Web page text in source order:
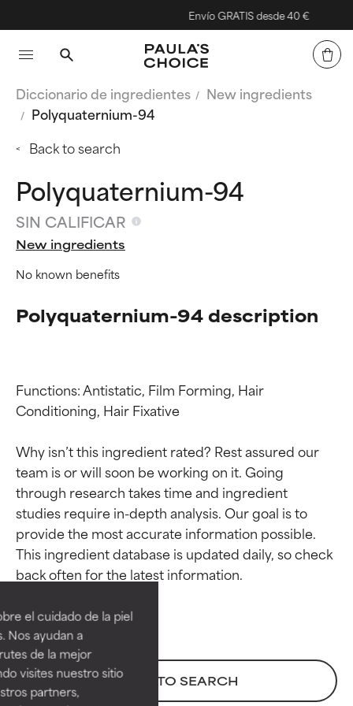
el cuidado de la piel
Nos ayudan a
de la mejor
visites nuestro sitio
partners,
Envío GRATIS desde 40 €
Diccionario de ingredientes
New ingredients
Polyquaternium-94
Back to search
Polyquaternium-94
SIN CALIFICAR
New ingredients
No known benefits
Polyquaternium-94 description
Functions: Antistatic, Film Forming, Hair
Conditioning, Hair Fixative
Why isn’t this ingredient rated? Rest assured our
team is or will soon be working on it. Going
through research takes time and ingredient
studies require in-depth analysis. Our goal is to
provide the most accurate information possible.
This ingredient database is updated daily, so check
BACK TO SEARCH
Calificaciones de
ingredientes
EXCELENTE
Ingrediente sobresaliente con
beneficios reales para la piel. Su
eficacia está demostrada y
respaldada por estudios
Calificaciones de
ingredientes
EXCELENTE
Ingrediente sobresaliente con
beneficios reales para la piel. Su
eficacia está demostrada y
respaldada por estudios